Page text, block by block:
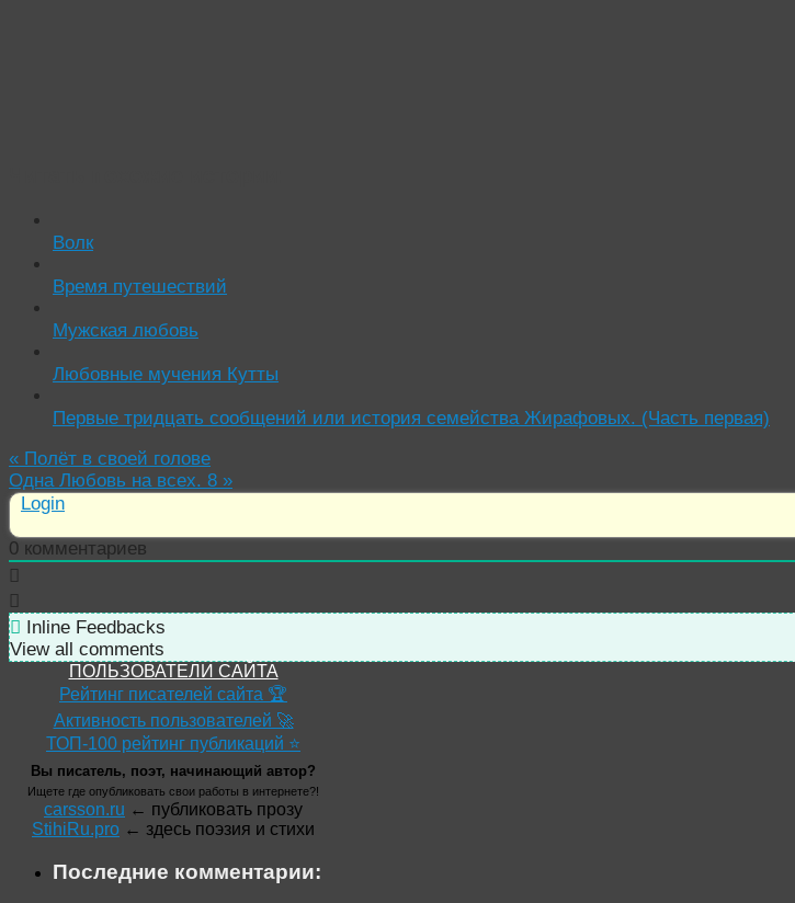
Волк
Время путешествий
Мужская любовь
Любовные мучения Кутты
Первые тридцать сообщений или история семейства Жирафовых. (Часть первая)
« Полёт в своей голове
Одна Любовь на всех. 8 »
Login
0 комментариев
Inline Feedbacks
View all comments
ПОЛЬЗОВАТЕЛИ САЙТА
Рейтинг писателей сайта 🏆
Активность пользователей 🚀
ТОП-100 рейтинг публикаций ⭐
Вы писатель, поэт, начинающий автор?
Ищете где опубликовать свои работы в интернете?!
carsson.ru ← публиковать прозу
StihiRu.pro ← здесь поэзия и стихи
Последние комментарии: